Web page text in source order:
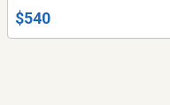
animal permis, dans
$540